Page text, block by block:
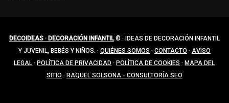
DECOIDEAS · DECORACIÓN INFANTIL© · IDEAS DE DECORACIÓN INFANTIL
Y JUVENIL, BEBÉS Y NIÑOS. · QUIÉNES SOMOS · CONTACTO · AVISO
LEGAL · POLÍTICA DE PRIVACIDAD · POLÍTICA DE COOKIES · MAPA DEL
SITIO · RAQUEL SOLSONA - CONSULTORÍA SEO